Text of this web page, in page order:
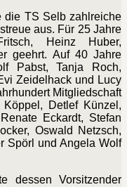
die TS Selb zahlreiche
aus. Für 25 Jahre
Heinz Huber,
geehrt. Auf 40 Jahre
Pabst, Tanja Roch,
Zeidelhack und Lucy
Mitgliedschaft
Detlef Künzel,
Eckardt, Stefan
Oswald Netzsch,
Spörl und Angela Wolf
dessen Vorsitzender